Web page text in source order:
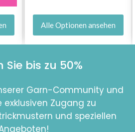
Alle Optionen ansehen
Sie bis zu 50%
Garn-Community und
exklusiven Zugang zu
und speziellen